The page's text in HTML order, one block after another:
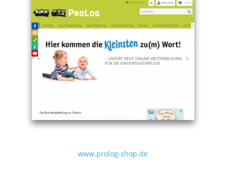
www.prolog-shop.de